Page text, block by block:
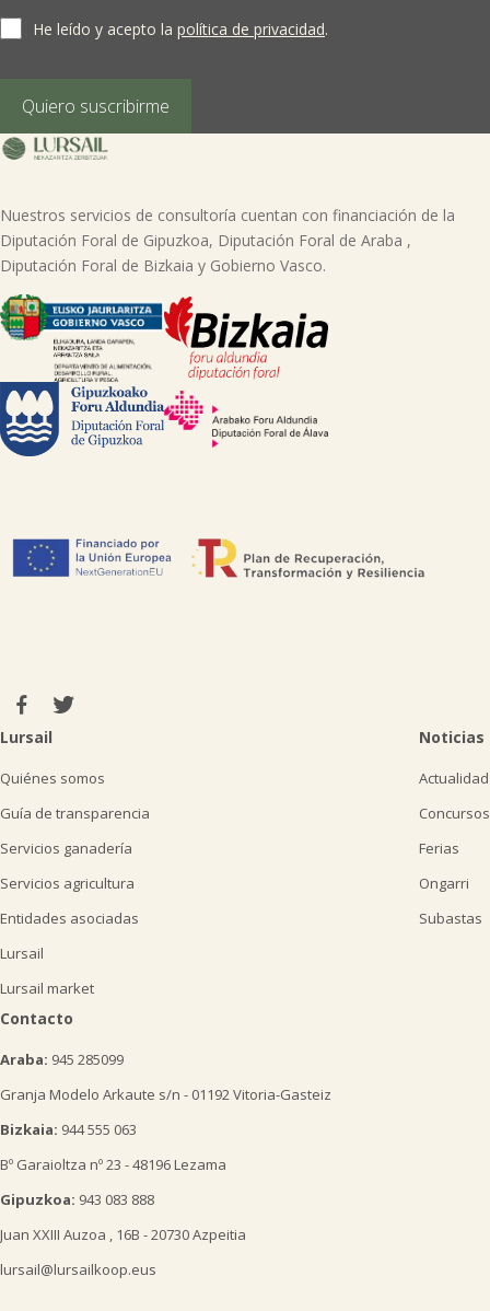
terceros salvo obligación legal. Cualquier persona tiene derecho a solicitar el
acceso, rectificación, supresión, limitación del tratamiento, oposición o
lursail@lursailkoop.eus. Puede obtener información adicional en nuestra
página web.
He leído y acepto la política de privacidad.
Quiero suscribirme
Nuestros servicios de consultoría cuentan con financiación de la
Diputación Foral de Gipuzkoa, Diputación Foral de Araba ,
Diputación Foral de Bizkaia y Gobierno Vasco.
Lursail
Quiénes somos
Guía de transparencia
Servicios ganadería
Servicios agricultura
Entidades asociadas
Lursail
Lursail market
Noticias
Actualidad
Concursos
Ferias
Ongarri
Subastas
Contacto
Araba: 945 285099
Granja Modelo Arkaute s/n - 01192 Vitoria-Gasteiz
Bizkaia: 944 555 063
Bº Garaioltza nº 23 - 48196 Lezama
Gipuzkoa: 943 083 888
Juan XXIII Auzoa , 16B - 20730 Azpeitia
lursail@lursailkoop.eus